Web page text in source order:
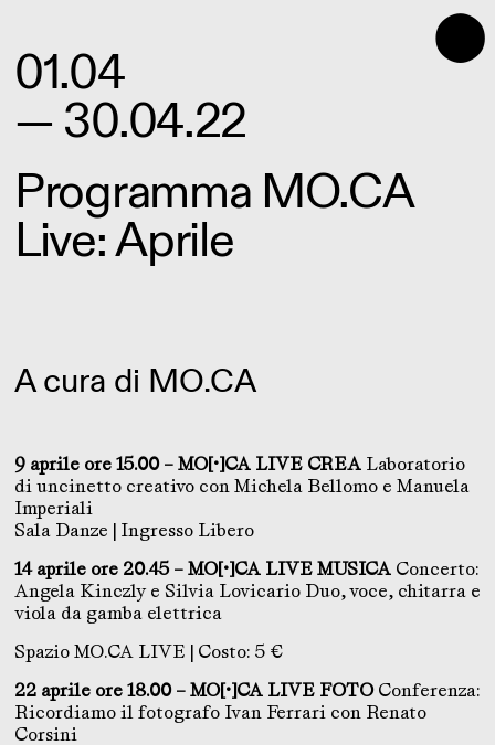
⬤
01.04
— 30.04.22
Programma MO.CA
Live: Aprile
A cura di MO.CA
9 aprile ore 15.00 – MO[•]CA LIVE CREA Laboratorio
di uncinetto creativo con Michela Bellomo e Manuela
Imperiali
Sala Danze | Ingresso Libero
14 aprile ore 20.45 – MO[•]CA LIVE MUSICA Concerto:
Angela Kinczly e Silvia Lovicario Duo, voce, chitarra e
viola da gamba elettrica
Spazio MO.CA LIVE | Costo: 5 €
22 aprile ore 18.00 – MO[•]CA LIVE FOTOConferenza:
Ricordiamo il fotografo Ivan Ferrari con Renato
Corsini